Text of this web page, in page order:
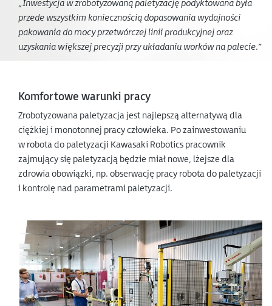
„Inwestycja w zrobotyzowaną paletyzację podyktowana była
przede wszystkim koniecznością dopasowania wydajności
pakowania do mocy przetwórczej linii produkcyjnej oraz
uzyskania większej precyzji przy układaniu worków na palecie.”
Komfortowe warunki pracy
Zrobotyzowana paletyzacja jest najlepszą alternatywą dla
ciężkiej i monotonnej pracy człowieka. Po zainwestowaniu
w robota do paletyzacji Kawasaki Robotics pracownik
zajmujący się paletyzacją będzie miał nowe, lżejsze dla
zdrowia obowiązki, np. obserwację pracy robota do paletyzacji
i kontrolę nad parametrami paletyzacji.